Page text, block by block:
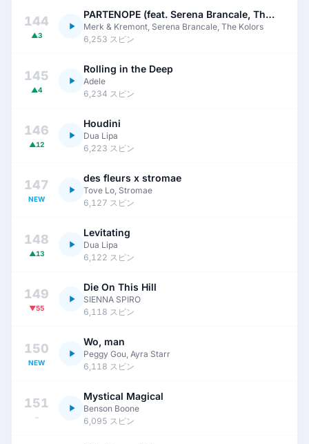
144
▲3
PARTENOPE (feat. Serena Brancale, The Kolors)
Merk & Kremont, Serena Brancale, The Kolors
6,253 スピン
145
▲4
Rolling in the Deep
Adele
6,234 スピン
146
▲12
Houdini
Dua Lipa
6,223 スピン
147
NEW
des fleurs x stromae
Tove Lo, Stromae
6,127 スピン
148
▲13
Levitating
Dua Lipa
6,122 スピン
149
▼55
Die On This Hill
SIENNA SPIRO
6,118 スピン
150
NEW
Wo, man
Peggy Gou, Ayra Starr
6,118 スピン
151
–
Mystical Magical
Benson Boone
6,095 スピン